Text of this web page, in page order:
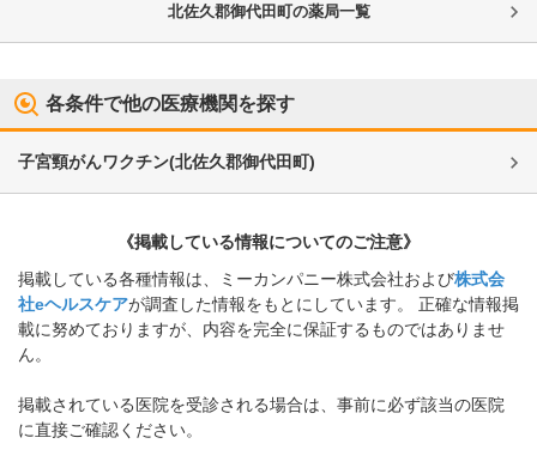
北佐久郡御代田町の薬局一覧
各条件で他の医療機関を探す
子宮頸がんワクチン(北佐久郡御代田町)
《掲載している情報についてのご注意》
掲載している各種情報は、ミーカンパニー株式会社および株式会
社eヘルスケアが調査した情報をもとにしています。 正確な情報掲
載に努めておりますが、内容を完全に保証するものではありませ
ん。
掲載されている医院を受診される場合は、事前に必ず該当の医院
に直接ご確認ください。